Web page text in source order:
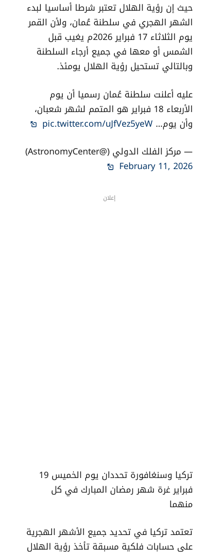
حيث إن رؤية الهلال تعتبر شرطا أساسيا لبدء
الشهر الهجري في سلطنة عُمان، ولأن القمر
يوم الثلاثاء 17 فبراير 2026م يغيب قبل
الشمس أو معها في جميع أرجاء السلطنة
عليه أعلنت سلطنة عُمان رسميا أن يوم
الأربعاء 18 فبراير هو المتمم لشهر شعبان،
— مركز الفلك الدولي (@AstronomyCenter)
منهما